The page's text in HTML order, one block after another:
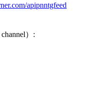
apipnntgfeed
）: